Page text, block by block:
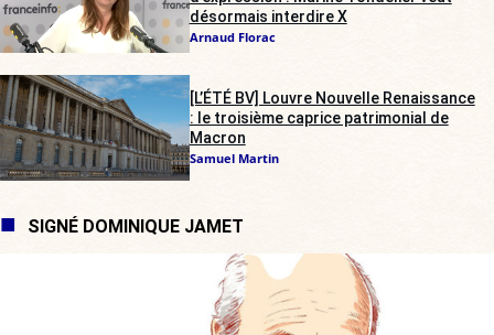
désormais interdire X
Arnaud Florac
[L’ÉTÉ BV] Louvre Nouvelle Renaissance
: le troisième caprice patrimonial de
Macron
Samuel Martin
SIGNÉ DOMINIQUE JAMET